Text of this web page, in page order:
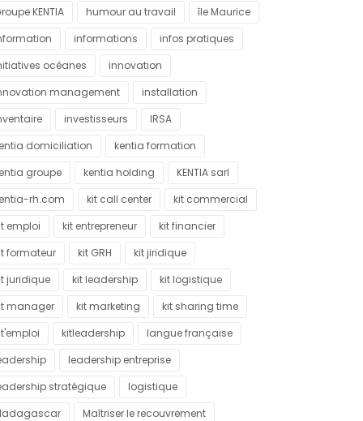
KENTIA
humour au travail
île Maurice
informations
infos pratiques
océanes
innovation
management
installation
investisseurs
IRSA
domiciliation
kentia formation
groupe
kentia holding
KENTIA sarl
rh.com
kit call center
kit commercial
emploi
kit entrepreneur
kit financier
formateur
kit GRH
kit jiridique
juridique
kit leadership
kit logistique
manager
kit marketing
kit sharing time
kitleadership
langue française
leadership entreprise
stratégique
logistique
Maîtriser le recouvrement